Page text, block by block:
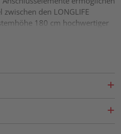
den LONGLIFE
180 cm hochwertiger
5 x 30 mm im Rahmen
Maschenweite ca. 40 x